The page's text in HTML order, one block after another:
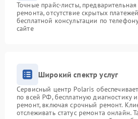
Точные прайс-листы,
ремонта, отсутствие скрытых
бесплатной консультации по
сайте
Широкий спектр услуг
Сервисный центр Polaris
по всей РФ, бесплатную диагностику
ремонт, включая срочный ремонт.
отслеживать статус ремонта онлайн.